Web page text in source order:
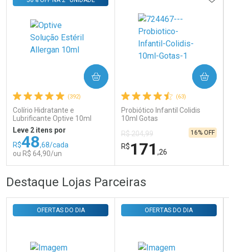
Ativar Desconto
Comprar sem Desconto
Comprar sem Desconto
(392)
Colírio Hidratante e
Lubrificante Optive 10ml
Leve 2 itens por
R$48,68/cada
ou R$ 64,90/un
COMPRAR
FECHAR
Laboratório
FECHAR
Por Menos
(63)
Probiótico Infantil Colidis
10ml Gotas
R$ 204,99
R$171 ,26
16% OFF
COMPRAR
Por Menos
Destaque Lojas Parceiras
OFERTAS DO DIA OFERTAS DO DIA